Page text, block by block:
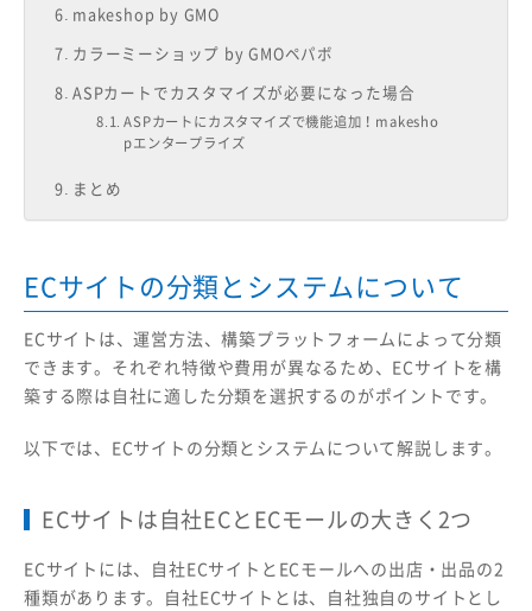
makeshop by GMO
カラーミーショップ by GMOペパボ
ASPカートでカスタマイズが必要になった場合
ASPカートにカスタマイズで機能追加！makesho
pエンタープライズ
まとめ
ECサイトの分類とシステムについて
ECサイトは、運営方法、構築プラットフォームによって分類
できます。それぞれ特徴や費用が異なるため、ECサイトを構
築する際は自社に適した分類を選択するのがポイントです。
以下では、ECサイトの分類とシステムについて解説します。
ECサイトは自社ECとECモールの大きく2つ
ECサイトには、自社ECサイトとECモールへの出店・出品の2
種類があります。自社ECサイトとは、自社独自のサイトとし